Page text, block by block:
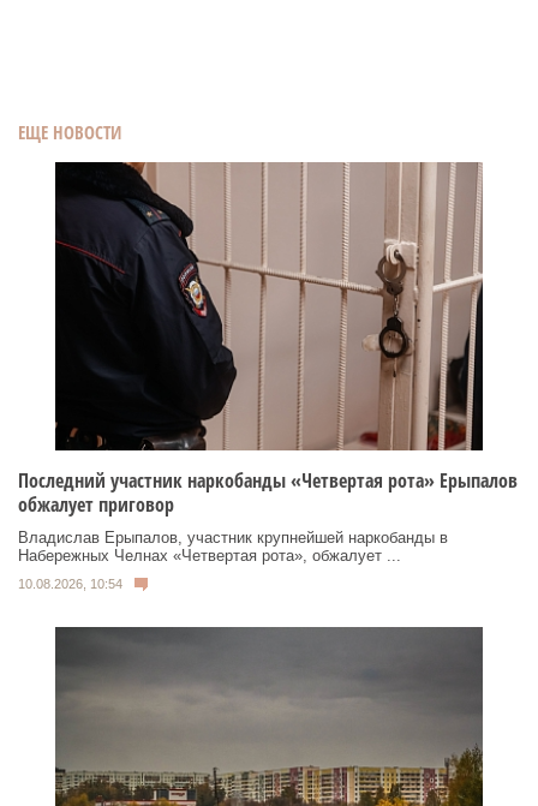
ЕЩЕ НОВОСТИ
Последний участник наркобанды «Четвертая рота» Ерыпалов
обжалует приговор
Владислав Ерыпалов, участник крупнейшей наркобанды в
Набережных Челнах «Четвертая рота», обжалует ...
10.08.2026, 10:54